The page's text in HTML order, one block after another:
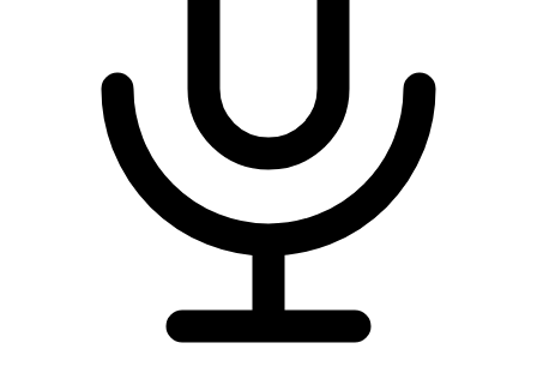
メッセージを読む
ボイスメモからテキストへ
Apple＆Androidメモ
ポッドキャスト文字起こし
エピソード全文をテキスト化